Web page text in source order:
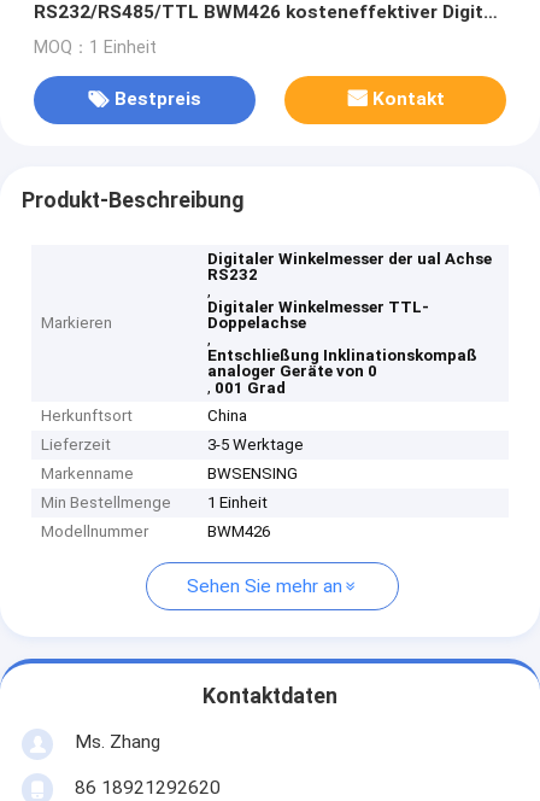
RS232/RS485/TTL BWM426 kosteneffektiver Digital
optional
MOQ：1 Einheit
Bestpreis Kontakt
Produkt-Beschreibung
Markieren
Digitaler Winkelmesser der ual Achse
RS232
,
Digitaler Winkelmesser TTL-
Doppelachse
,
Entschließung Inklinationskompaß
analoger Geräte von 0
, 001 Grad
Herkunftsort
China
Lieferzeit
3-5 Werktage
Markenname
BWSENSING
Min Bestellmenge
1 Einheit
Modellnummer
BWM426
Sehen Sie mehr an
Kontaktdaten
Ms. Zhang
86 18921292620